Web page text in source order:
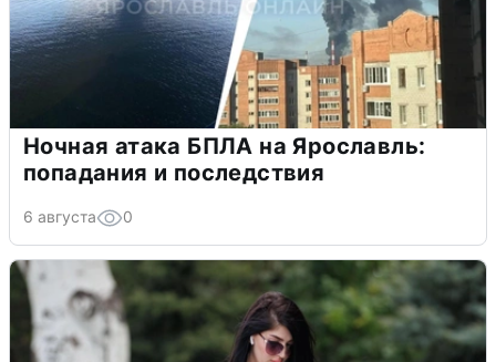
Ночная атака БПЛА на Ярославль:
попадания и последствия
6 августа 0